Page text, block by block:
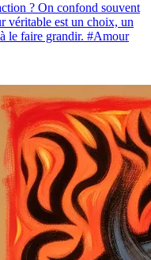
? On confond souvent
véritable est un choix, un
le faire grandir. #Amour